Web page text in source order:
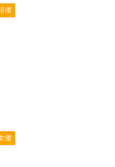
優
優